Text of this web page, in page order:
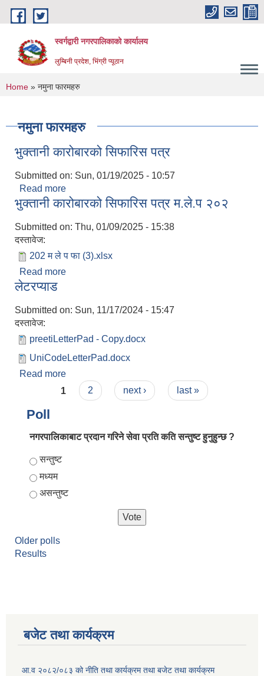
Skip to main content
स्वर्गद्वारी नगरपालिकाको कार्यालय
लुम्बिनी प्रदेश, भिंग्री प्यूठान
You are here
Home » नमुना फारमहरु
नमुना फारमहरु
भुक्तानी कारोबारको सिफारिस पत्र
Submitted on: Sun, 01/19/2025 - 10:57
Read more
भुक्तानी कारोबारको सिफारिस पत्र म.ले.प २०२
Submitted on: Thu, 01/09/2025 - 15:38
दस्तावेज:
202 म ले प फा (3).xlsx
Read more
लेटरप्याड
Submitted on: Sun, 11/17/2024 - 15:47
दस्तावेज:
preetiLetterPad - Copy.docx
UniCodeLetterPad.docx
Read more
Pages
1 2 next › last »
Poll
नगरपालिकाबाट प्रदान गरिने सेवा प्रति कति सन्तुष्ट हुनुहुन्छ ?
Choices
सन्तुष्ट
मध्यम
असन्तुष्ट
Older polls
Results
बजेट तथा कार्यक्रम
आ.व २०८२/०८३ को नीति तथा कार्यक्रम तथा बजेट तथा कार्यक्रम